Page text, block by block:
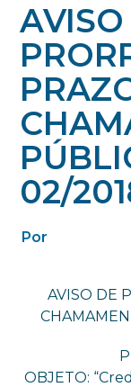
02/
Por
AVISO DE
OBJETO: